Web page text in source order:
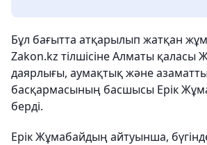
Бұл бағытта атқарылып жатқан
Zakon.kz тілшісіне Алматы қаласы
даярлығы, аумақтық және
басқармасының басшысы Ерік
берді.
Ерік Жұмабайдың айтуынша,